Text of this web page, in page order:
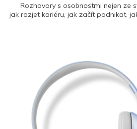
Rozhovory s osobnostmi nejen ze
jak rozjet kariéru, jak začít podnikat,